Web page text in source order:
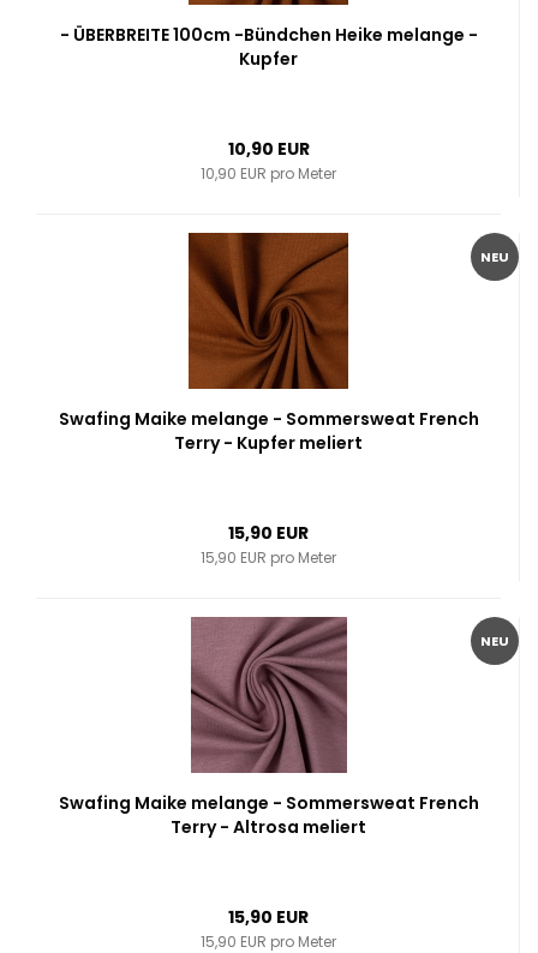
- ÜBERBREITE 100cm -Bündchen Heike melange -
Kupfer
10,90 EUR
10,90 EUR pro Meter
NEU
Swafing Maike melange - Sommersweat French
Terry - Kupfer meliert
15,90 EUR
15,90 EUR pro Meter
NEU
Swafing Maike melange - Sommersweat French
Terry - Altrosa meliert
15,90 EUR
15,90 EUR pro Meter